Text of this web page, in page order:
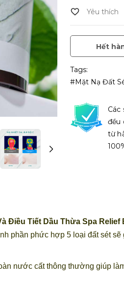
Hết
Tags:
#mặt Nạ Đất
Các
đều
từ
Điều Tiết Dầu Thừa Spa
phần phức hợp 5 loại đất sét
nước cất thông thường giúp